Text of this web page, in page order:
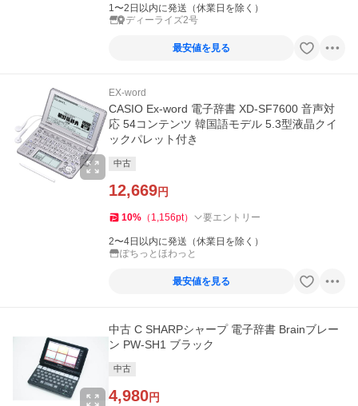
1〜2日以内に発送（休業日を除く）
ディーライズ2号
最安値を見る
EX-word
CASIO Ex-word 電子辞書 XD-SF7600 音声対
応 54コンテンツ 韓国語モデル 5.3型液晶クイ
ックパレット付き
中古
12,669円
10% （ 1,156pt） 要エントリー
2〜4日以内に発送（休業日を除く）
ぽちっとほわっと
最安値を見る
中古 C SHARPシャープ 電子辞書 Brainブレー
ン PW-SH1 ブラック
中古
4,980円